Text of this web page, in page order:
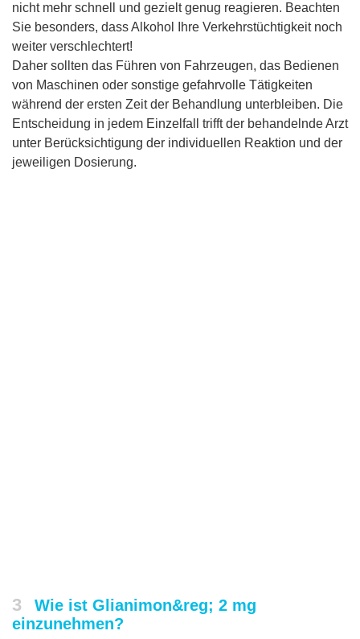
nicht mehr schnell und gezielt genug reagieren. Beachten
Sie besonders, dass Alkohol Ihre Verkehrstüchtigkeit noch
weiter verschlechtert!
Daher sollten das Führen von Fahrzeugen, das Bedienen
von Maschinen oder sonstige gefahrvolle Tätigkeiten
während der ersten Zeit der Behandlung unterbleiben. Die
Entscheidung in jedem Einzelfall trifft der behandelnde Arzt
unter Berücksichtigung der individuellen Reaktion und der
jeweiligen Dosierung.
3
Wie ist Glianimon&reg; 2 mg
einzunehmen?